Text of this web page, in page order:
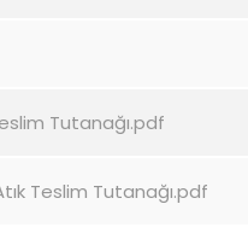
Tutanağı.pdf
Teslim Tutanağı.pdf